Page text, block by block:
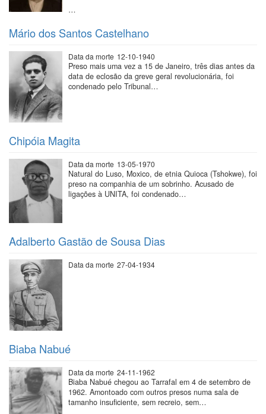
…
Mário dos Santos Castelhano
Data da morte 12-10-1940
Preso mais uma vez a 15 de Janeiro, três dias antes da
data de eclosão da greve geral revolucionária, foi
condenado pelo Tribunal…
Chipóia Magita
Data da morte 13-05-1970
Natural do Luso, Moxico, de etnia Quioca (Tshokwe), foi
preso na companhia de um sobrinho. Acusado de
ligações à UNITA, foi condenado…
Adalberto Gastão de Sousa Dias
Data da morte 27-04-1934
Biaba Nabué
Data da morte 24-11-1962
Biaba Nabué chegou ao Tarrafal em 4 de setembro de
1962. Amontoado com outros presos numa sala de
tamanho insuficiente, sem recreio, sem…